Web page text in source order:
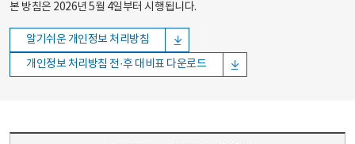
본 방침은 2026년 5월 4일부터 시행됩니다.
알기쉬운 개인정보 처리방침
개인정보 처리방침 전·후 대비표 다운로드